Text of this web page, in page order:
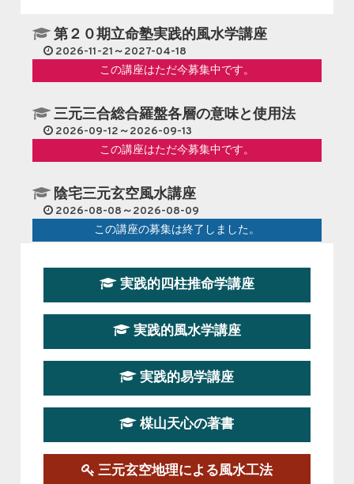
第２０期立命塾実践的風水学講座
2026-11-21～2027-04-18
この講座はただ今募集中です。
三元三合総合羅盤各層の意味と使用法
2026-09-12～2026-09-13
この講座はただ今募集中です。
陰宅三元玄空風水講座
2026-08-08～2026-08-09
この講座の募集は終了しました。
第１９期立命塾『実践的易学講座』
2026-08-22～2026-10-25
第19期立命塾実践的四柱推命学講座
2026-03-20～2026-07-19
第１９期立命塾実践的風水学講座
この講座の募集は終了しました。
実践的四柱推命学講座
実践的風水学講座
実践的易学講座
楳山天心の著書
三元玄空地理による風水工法